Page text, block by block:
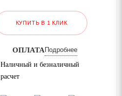
КУПИТЬ В 1 КЛИК
ОПЛАТА Подробнее
Наличный и безналичный
расчет